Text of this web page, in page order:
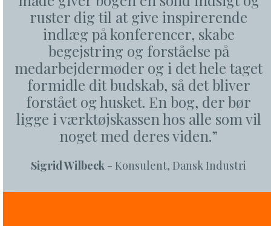
ruster dig til at give inspirerende
indlæg på konferencer, skabe
begejstring og forståelse på
medarbejdermøder og i det hele taget
formidle dit budskab, så det bliver
forstået og husket. En bog, der bør
ligge i værktøjskassen hos alle som vil
noget med deres viden.”
Sigrid Wilbeck - Konsulent, Dansk Industri